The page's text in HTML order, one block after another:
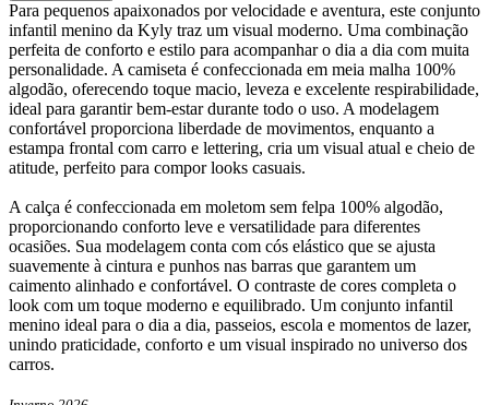
Para pequenos apaixonados por velocidade e aventura, este conjunto
infantil menino da Kyly traz um visual moderno. Uma combinação
perfeita de conforto e estilo para acompanhar o dia a dia com muita
personalidade. A camiseta é confeccionada em meia malha 100%
algodão, oferecendo toque macio, leveza e excelente respirabilidade,
ideal para garantir bem-estar durante todo o uso. A modelagem
confortável proporciona liberdade de movimentos, enquanto a
estampa frontal com carro e lettering, cria um visual atual e cheio de
atitude, perfeito para compor looks casuais.
A calça é confeccionada em moletom sem felpa 100% algodão,
proporcionando conforto leve e versatilidade para diferentes
ocasiões. Sua modelagem conta com cós elástico que se ajusta
suavemente à cintura e punhos nas barras que garantem um
caimento alinhado e confortável. O contraste de cores completa o
look com um toque moderno e equilibrado. Um conjunto infantil
menino ideal para o dia a dia, passeios, escola e momentos de lazer,
unindo praticidade, conforto e um visual inspirado no universo dos
carros.